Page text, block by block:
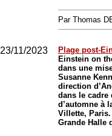
Par Thomas
23/11/2023
Plage post-
Einstein on
dans une
Susanne
direction
dans le cadre
d’automne à
Villette, Paris.
Grande Halle